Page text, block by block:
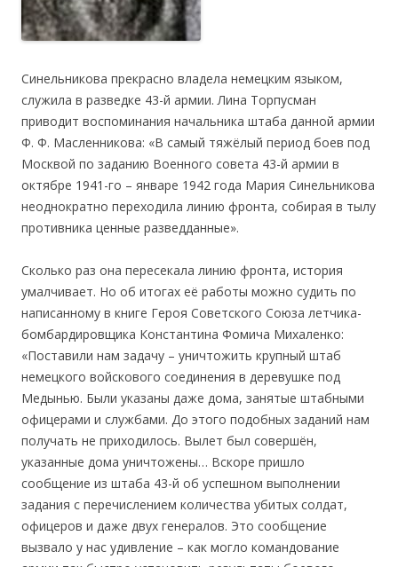
Синельникова прекрасно владела немецким языком,
служила в разведке 43-й армии. Лина Торпусман
приводит воспоминания начальника штаба данной армии
Ф. Ф. Масленникова: «В самый тяжёлый период боев под
Москвой по заданию Военного совета 43-й армии в
октябре 1941-го – январе 1942 года Мария Синельникова
неоднократно переходила линию фронта, собирая в тылу
противника ценные разведданные».
Сколько раз она пересекала линию фронта, история
умалчивает. Но об итогах её работы можно судить по
написанному в книге Героя Советского Союза летчика-
бомбардировщика Константина Фомича Михаленко:
«Поставили нам задачу – уничтожить крупный штаб
немецкого войскового соединения в деревушке под
Медынью. Были указаны даже дома, занятые штабными
офицерами и службами. До этого подобных заданий нам
получать не приходилось. Вылет был совершён,
указанные дома уничтожены… Вскоре пришло
сообщение из штаба 43-й об успешном выполнении
задания с перечислением количества убитых солдат,
офицеров и даже двух генералов. Это сообщение
вызвало у нас удивление – как могло командование